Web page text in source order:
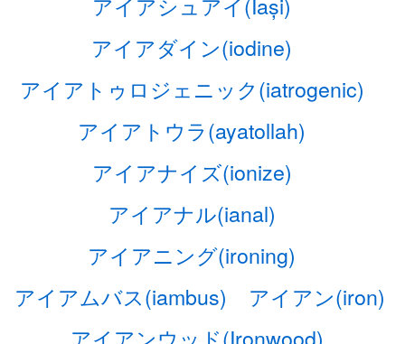
アイアダイン(iodine)
アイアトゥロジェニック(iatrogenic)
アイアトウラ(ayatollah)
アイアナイズ(ionize)
アイアナル(ianal)
アイアニング(ironing)
アイアムバス(iambus)
アイアン(iron)
アイアンウッド(Ironwood)